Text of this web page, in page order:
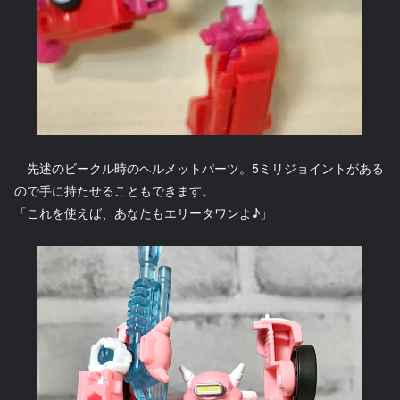
先述のビークル時のヘルメットパーツ。5ミリジョイントがある
ので手に持たせることもできます。
「これを使えば、あなたもエリータワンよ♪」